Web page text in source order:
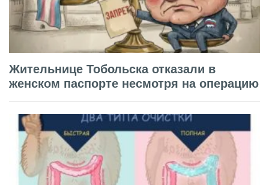
Жительнице Тобольска отказали в
женском паспорте несмотря на операцию